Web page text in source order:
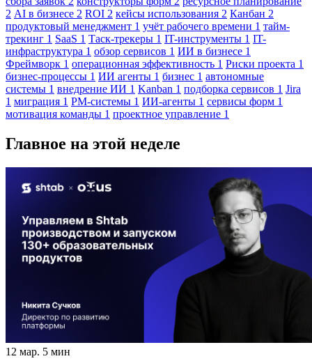
2 AI в бизнесе 2 ROI 2 кейсы использования 2 Канбан 2
продуктовый менеджмент 1 учёт рабочего времени 1 тайм-
трекинг 1 SaaS 1 Таск-трекеры 1 IT-инструменты 1 IT-
инфраструктура 1 обзор сервисов 1 ИИ в бизнесе 1
Фреймворк 1 операционная эффективность 1 Риски проекта 1
бизнес-процессы 1 ИИ агенты 1 бизнес 1 автономные
системы 1 внедрение ИИ 1 Kanban 1 подборка сервисов 1 Jira
1 миграция 1 PM-системы 1 ИИ-агенты 1 сервисы форм 1
мотивация команды 1 проектное управление 1
Главное на этой неделе
12 мар. 5 мин